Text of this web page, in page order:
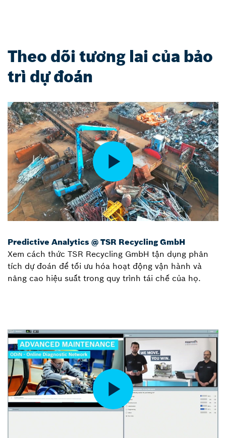
Theo dõi tương lai của bảo
trì dự đoán
Predictive Analytics @ TSR Recycling GmbH
Xem cách thức TSR Recycling GmbH tận dụng phân
tích dự đoán để tối ưu hóa hoạt động vận hành và
nâng cao hiệu suất trong quy trình tái chế của họ.